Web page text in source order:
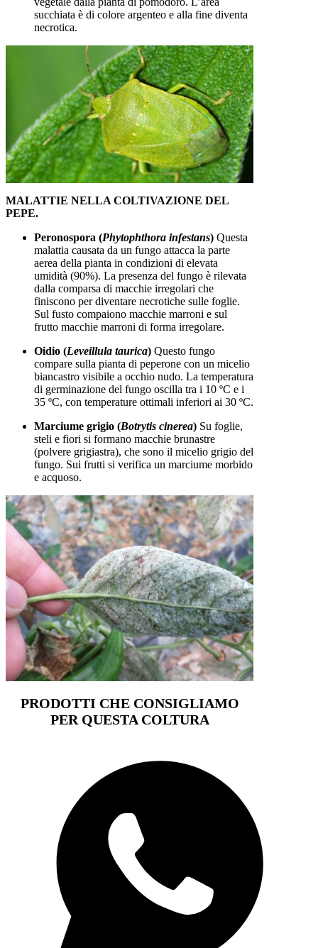
succhiata è di colore argenteo e alla fine diventa
necrotica.
MALATTIE NELLA COLTIVAZIONE DEL
PEPE.
Peronospora (Phytophthora infestans) Questa
malattia causata da un fungo attacca la parte
aerea della pianta in condizioni di elevata
umidità (90%). La presenza del fungo è rilevata
dalla comparsa di macchie irregolari che
finiscono per diventare necrotiche sulle foglie.
Sul fusto compaiono macchie marroni e sul
frutto macchie marroni di forma irregolare.
Oidio (Leveillula taurica) Questo fungo
compare sulla pianta di peperone con un micelio
biancastro visibile a occhio nudo. La temperatura
di germinazione del fungo oscilla tra i 10 ºC e i
35 ºC, con temperature ottimali inferiori ai 30 ºC.
Marciume grigio (Botrytis cinerea) Su foglie,
steli e fiori si formano macchie brunastre
(polvere grigiastra), che sono il micelio grigio del
fungo. Sui frutti si verifica un marciume morbido
e acquoso.
PRODOTTI CHE CONSIGLIAMO
PER QUESTA COLTURA